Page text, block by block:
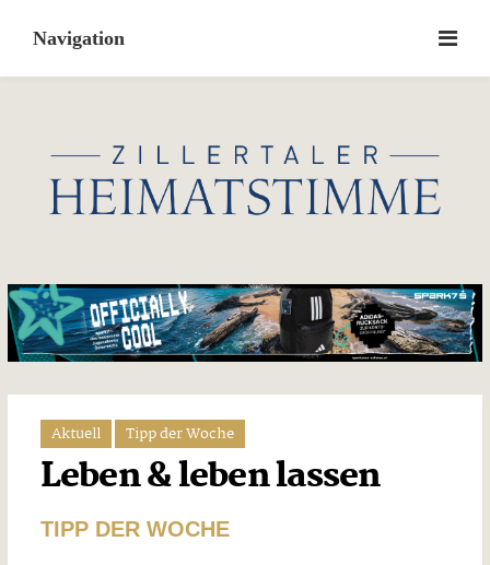
content
Aktuell Tipp der Woche
Leben & leben lassen
TIPP DER WOCHE